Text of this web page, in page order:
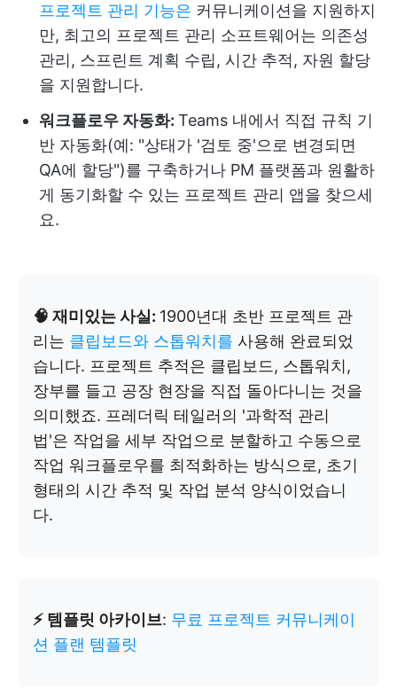
프로젝트 관리 기능은 커뮤니케이션을 지원하지
만, 최고의 프로젝트 관리 소프트웨어는 의존성
관리, 스프린트 계획 수립, 시간 추적, 자원 할당
을 지원합니다.
워크플로우 자동화: Teams 내에서 직접 규칙 기
반 자동화(예: "상태가 '검토 중'으로 변경되면
QA에 할당")를 구축하거나 PM 플랫폼과 원활하
게 동기화할 수 있는 프로젝트 관리 앱을 찾으세
요.
🧠 재미있는 사실: 1900년대 초반 프로젝트 관
리는 클립보드와 스톱워치를 사용해 완료되었
습니다. 프로젝트 추적은 클립보드, 스톱워치,
장부를 들고 공장 현장을 직접 돌아다니는 것을
의미했죠. 프레더릭 테일러의 '과학적 관리
법'은 작업을 세부 작업으로 분할하고 수동으로
작업 워크플로우를 최적화하는 방식으로, 초기
형태의 시간 추적 및 작업 분석 양식이었습니
다.
⚡ 템플릿 아카이브: 무료 프로젝트 커뮤니케이
션 플랜 템플릿